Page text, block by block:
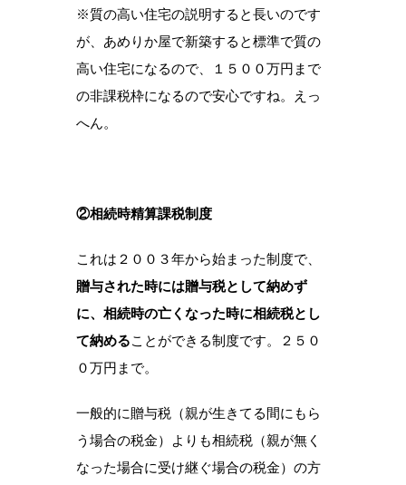
※質の高い住宅の説明すると長いのです
が、あめりか屋で新築すると標準で質の
高い住宅になるので、１５００万円まで
の非課税枠になるので安心ですね。えっ
へん。
②相続時精算課税制度
これは２００３年から始まった制度で、
贈与された時には贈与税として納めず
に、相続時の亡くなった時に相続税とし
て納めることができる制度です。２５０
０万円まで。
一般的に贈与税（親が生きてる間にもら
う場合の税金）よりも相続税（親が無く
なった場合に受け継ぐ場合の税金）の方